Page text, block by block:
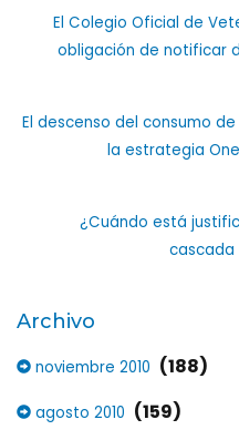
El Colegio Oficial de
obligación de notificar
El descenso del consumo
la estrategia
¿Cuándo está
cascada
Archivo
noviembre 2010 (188)
agosto 2010 (159)